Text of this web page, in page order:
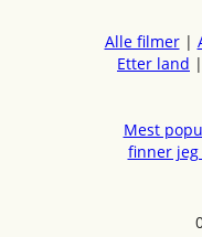
Alle filmer|
Etter land |
Mest
finner jeg